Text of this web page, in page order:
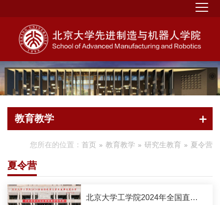
教育教学
您所在的位置： 首页 教育教学 研究生教育 夏令营
夏令营
北京大学工学院2024年全国直博